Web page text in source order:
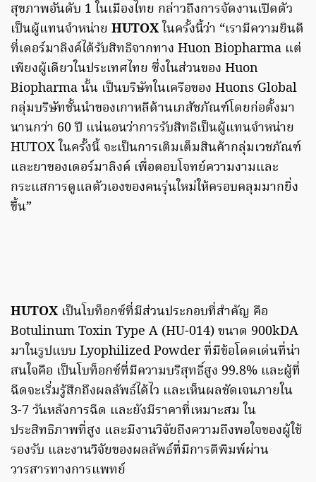
สุขภาพอันดับ 1 ในเมืองไทย กล่าวถึงการจัดงานเปิดตัว
เป็นผู้แทนจำหน่าย HUTOXในครั้งนี้ว่า “เรามีความยินดี
ที่เดอร์มาลิงค์ได้รับสิทธิจากทาง Huon Biopharma แต่
เพียงผู้เดียวในประเทศไทย ซึ่งในส่วนของ Huon
Biopharma นั้น เป็นบริษัทในเครือของ Huons Global
กลุ่มบริษัทชั้นนำของเกาหลีด้านเภสัชภัณฑ์โดยก่อตั้งมา
นานกว่า 60 ปี แน่นอนว่าการรับสิทธิเป็นผู้แทนจำหน่าย
HUTOX ในครั้งนี้ จะเป็นการเติมเต็มสินค้ากลุ่มเวชภัณฑ์
และยาของเดอร์มาลิงค์ เพื่อตอบโจทย์ความงามและ
กระแสการดูแลตัวเองของคนรุ่นใหม่ให้ครอบคลุมมากยิ่ง
ขึ้น”
HUTOX เป็นโบท็อกซ์ที่มีส่วนประกอบที่สำคัญ คือ
Botulinum Toxin Type A (HU-014) ขนาด 900kDA
มาในรูปแบบ Lyophilized Powder ที่มีข้อโดดเด่นที่น่า
สนใจคือ เป็นโบท็อกซ์ที่มีความบริสุทธิ์สูง 99.8% และผู้ที่
ฉีดจะเริ่มรู้สึกถึงผลลัพธ์ได้ไว และเห็นผลชัดเจนภายใน
3-7 วันหลังการฉีด และยังมีราคาที่เหมาะสม ใน
ประสิทธิภาพที่สูง และมีงานวิจัยถึงความถึงพอใจของผู้ใช้
รองรับ และงานวิจัยของผลลัพธ์ที่มีการตีพิมพ์ผ่าน
วารสารทางการแพทย์